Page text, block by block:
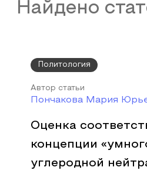
Найдено
Политология
Автор статьи
Пончакова Мария
Оценка
концепции
углеродной